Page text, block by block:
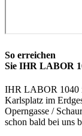
So erreichen
Sie IHR LABOR
IHR LABOR 1040
Karlsplatz im
Operngasse /
schon bald bei uns